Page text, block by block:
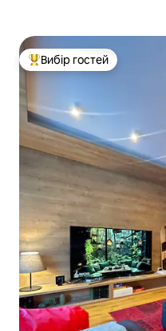
Топ вибір гостей
Вибір гостей